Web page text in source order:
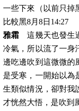
一些下來（以前只掉
比較黑8月8日14:27
雅霜 這幾天也發生
冷氣，所以流了一身
邊吃邊吹到這微微的
是受寒，一開始以為
生類似情況，卻對我
才恍然大悟，是吹到